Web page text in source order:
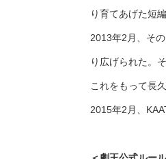
り育てあげた短
2013年2月、そ
り広げられた。
これをもって長
2015年2月、